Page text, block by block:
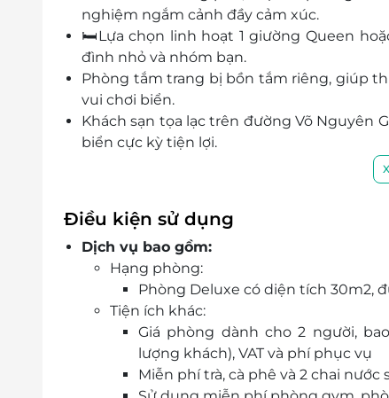
nghiệm ngắm cảnh đầy cảm xúc.
🛏Lựa chọn linh hoạt 1 giường Queen
đình nhỏ và nhóm bạn.
Phòng tắm trang bị bồn tắm riêng, giúp
vui chơi biển.
Khách sạn tọa lạc trên đường Võ Nguyên
biển cực kỳ tiện lợi.
Hồ bơi ngoài trời trên cao kết hợp không
Đầy đủ tiện ích spa, gym, xông hơi khô
kỳ nghỉ.
Đặt phòng qua LifeLink nhanh chóng,
hàng an tâm 24/7.
Điều kiện sử dụng
Dịch vụ bao gồm:
Hạng phòng:
Phòng Deluxe có diện tích 30m2,
Tiện ích khác:
Giá phòng dành cho 2 người,
lượng khách), VAT và phí phục vụ
Miễn phí trà, cà phê và 2 chai